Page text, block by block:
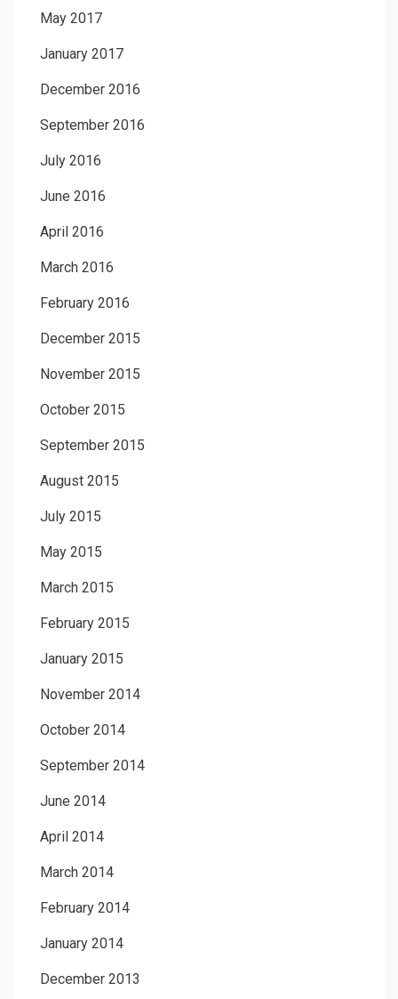
May 2017
January 2017
December 2016
September 2016
July 2016
June 2016
April 2016
March 2016
February 2016
December 2015
November 2015
October 2015
September 2015
August 2015
July 2015
May 2015
March 2015
February 2015
January 2015
November 2014
October 2014
September 2014
June 2014
April 2014
March 2014
February 2014
January 2014
December 2013